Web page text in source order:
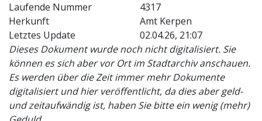
Laufende Nummer
4317
Herkunft
Amt Kerpen
Letztes Update
02.04.26, 21:07
Dieses Dokument wurde noch nicht digitalisiert. Sie
können es sich aber vor Ort im Stadtarchiv anschauen.
Es werden über die Zeit immer mehr Dokumente
digitalisiert und hier veröffentlicht, da dies aber geld-
und zeitaufwändig ist, haben Sie bitte ein wenig (mehr)